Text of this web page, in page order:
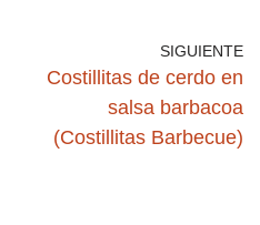
SIGUIENTE
Costillitas de cerdo en
salsa barbacoa
(Costillitas Barbecue)